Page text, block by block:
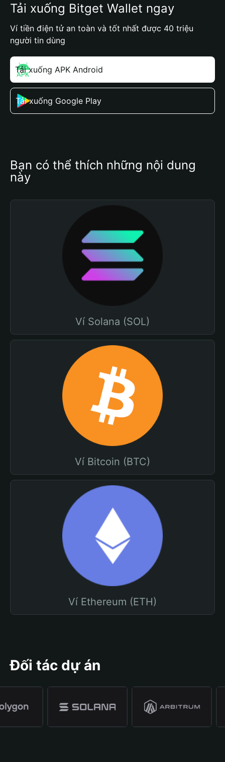
Tải xuống Bitget Wallet ngay
Ví tiền điện tử an toàn và tốt nhất được 40 triệu
người tin dùng
Tải xuống APK Android
Tải xuống Google Play
Bạn có thể thích những nội dung
này
Ví Solana (SOL)
Ví Bitcoin (BTC)
Ví Ethereum (ETH)
Đối tác dự án